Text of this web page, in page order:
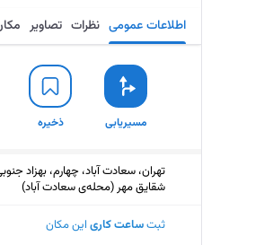
اطلاعات عمومی نظرات تصاویر
مسیریابی ذخیره
تهران، سعادت آباد، چهارم، بهزاد
شقایق مهر (محله‌ی سعادت آباد)
ثبتساعت کاری این مکان